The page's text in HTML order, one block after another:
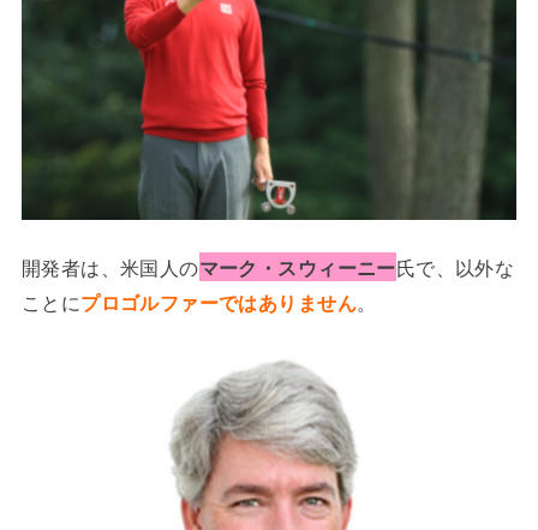
開発者は、米国人のマーク・スウィーニー氏で、以外な
ことにプロゴルファーではありません。